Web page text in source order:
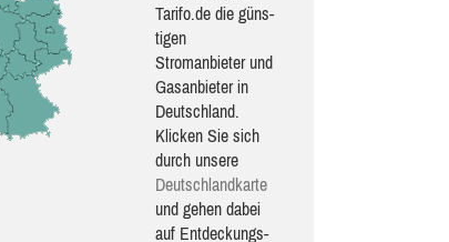
Tarifo.de die güns­
ti­gen
Stromanbieter und
Gasanbieter in
Deutschland.
Klicken Sie sich
durch unsere
Deutsch­land­karte
und gehen dabei
auf Ent­de­ckungs­